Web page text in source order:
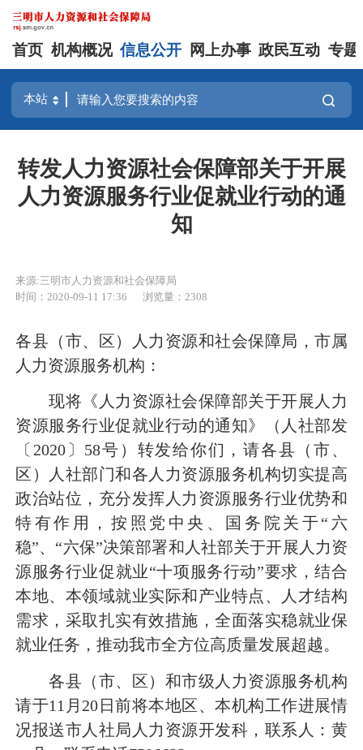
首页 机构概况 信息公开 网上办事 政民互动 专题
转发人力资源社会保障部关于开展
人力资源服务行业促就业行动的通
知
来源:三明市人力资源和社会保障局
时间：2020-09-11 17:36
浏览量：2308
各县（市、区）人力资源和社会保障局，市属
人力资源服务机构：
现将《人力资源社会保障部关于开展人力
资源服务行业促就业行动的通知》（人社部发
〔2020〕58号）转发给你们，请各县（市、
区）人社部门和各人力资源服务机构切实提高
政治站位，充分发挥人力资源服务行业优势和
特有作用，按照党中央、国务院关于“六
稳”、“六保”决策部署和人社部关于开展人力资
源服务行业促就业“十项服务行动”要求，结合
本地、本领域就业实际和产业特点、人才结构
需求，采取扎实有效措施，全面落实稳就业保
就业任务，推动我市全方位高质量发展超越。
各县（市、区）和市级人力资源服务机构
请于11月20日前将本地区、本机构工作进展情
况报送市人社局人力资源开发科，联系人：黄